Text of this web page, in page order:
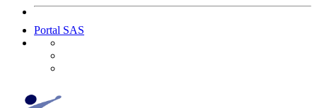
Portal SAS